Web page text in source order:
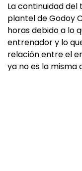
La continuidad
plantel de Godoy
horas debido a lo
entrenador y lo
relación entre el
ya no es la misma